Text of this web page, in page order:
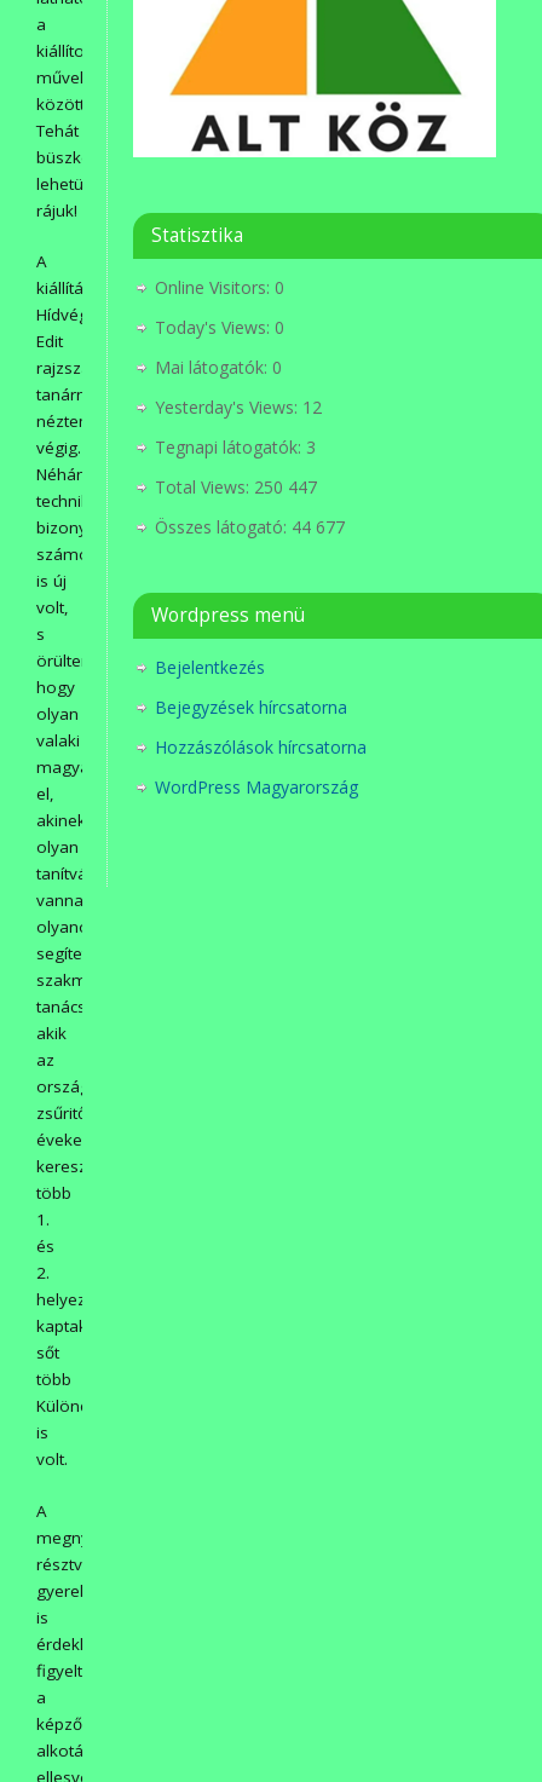
a
kiállított
művek
között.
Tehát
büszkék
lehetünk
rájuk!
A
kiállítást
Hídvégi
Edit
rajzszakos
tanárnővel
néztem
végig.
Néhány
technika
bizony
számomra
is új
volt,
s
örültem,
hogy
olyan
valaki
magyarázta
el,
akinek
olyan
tanítványai
vannak,
olyanokat
segített
szakmai
tanácsokkal,
akik
az
országos
zsűritől
éveken
keresztül
több
1.
és
2.
helyezéseket
kaptak,
sőt
több
Különdíjasa
is
volt.
A
megnyitón
résztvevő
gyerekek
is
érdeklődve
figyelték
a
képzőművészeti
alkotásokat,
ellesve
Statisztika
Online Visitors: 0
Today's Views: 0
Mai látogatók: 0
Yesterday's Views: 12
Tegnapi látogatók: 3
Total Views: 250 447
Összes látogató: 44 677
Wordpress menü
Bejelentkezés
Bejegyzések hírcsatorna
Hozzászólások hírcsatorna
WordPress Magyarország